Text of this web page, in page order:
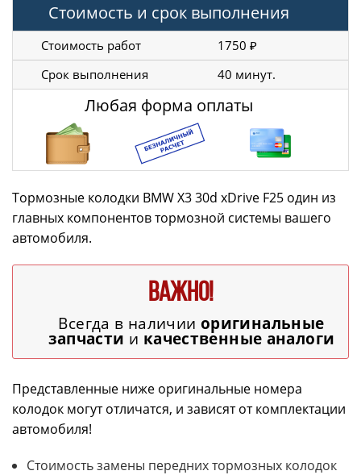
Стоимость и срок выполнения
Стоимость работ
1750 ₽
Срок выполнения
40 минут.
Любая форма оплаты
Тормозные колодки BMW X3 30d xDrive F25 один из
главных компонентов тормозной системы вашего
автомобиля.
ВАЖНО!
Всегда в наличии оригинальные
запчасти и качественные аналоги
Представленные ниже оригинальные номера
колодок могут отличатся, и зависят от комплектации
автомобиля!
Стоимость замены передних тормозных колодок